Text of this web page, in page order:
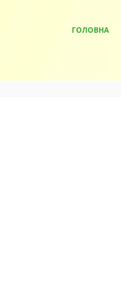
ГОЛОВНА